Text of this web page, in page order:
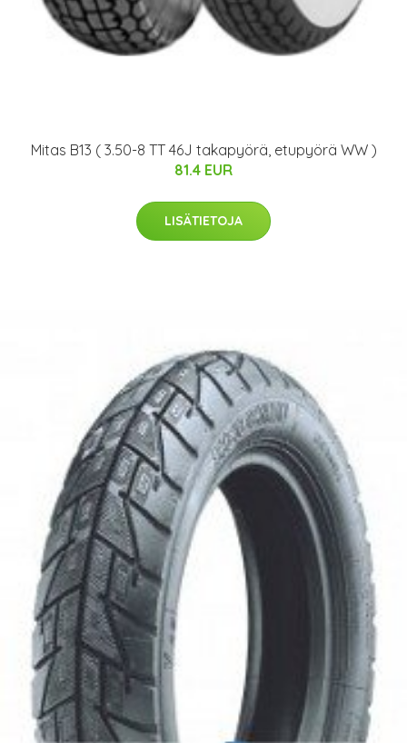
Mitas B13 ( 3.50-8 TT 46J takapyörä, etupyörä WW )
81.4 EUR
LISÄTIETOJA